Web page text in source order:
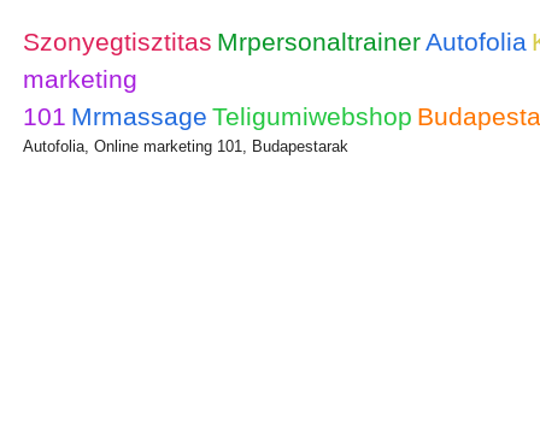
Szonyegtisztitas Mrpersonaltrainer Autofolia
marketing
101 Mrmassage Teligumiwebshop
Autofolia, Online marketing 101, Budapestarak